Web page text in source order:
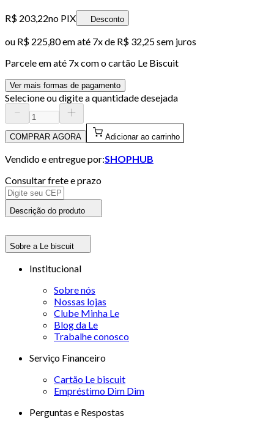
R$ 203,22no PIX Desconto
ou R$ 225,80em até 7x de R$ 32,25 sem juros
Parcele em até 7x com o cartão Le Biscuit
Ver mais formas de pagamento
Selecione ou digite a quantidade desejada
COMPRAR AGORA Adicionar ao carrinho
Vendido e entregue por:SHOPHUB
Consultar frete e prazo
Descrição do produto
Sobre a Le biscuit
Institucional
Sobre nós
Nossas lojas
Clube Minha Le
Blog da Le
Trabalhe conosco
Serviço Financeiro
Cartão Le biscuit
Empréstimo Dim Dim
Perguntas e Respostas